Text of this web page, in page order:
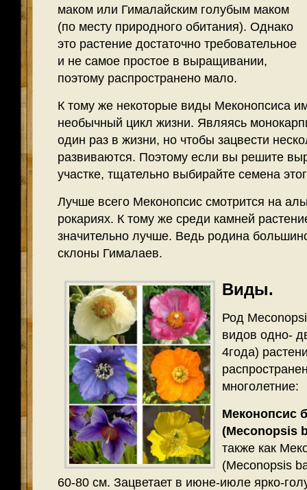
маком или Гималайским голубым маком
(по месту природного обитания). Однако
это растение достаточно требовательное
и не самое простое в выращивании,
поэтому распространено мало.
К тому же некоторые виды Меконопсиса
необычный цикл жизни. Являясь
один раз в жизни, но чтобы зацвести
развиваются. Поэтому если вы решите
участке, тщательно выбирайте семена
Лучше всего Меконопсис смотрится на
рокариях. К тому же среди камней
значительно лучше. Ведь родина
склоны Гималаев.
Виды.
Род
видов одно-
4года)
многолетние:
Меконопсис
(Meconopsis
также как
(Meconopsis
60-80 см. Зацветает в июне-июле ярко-